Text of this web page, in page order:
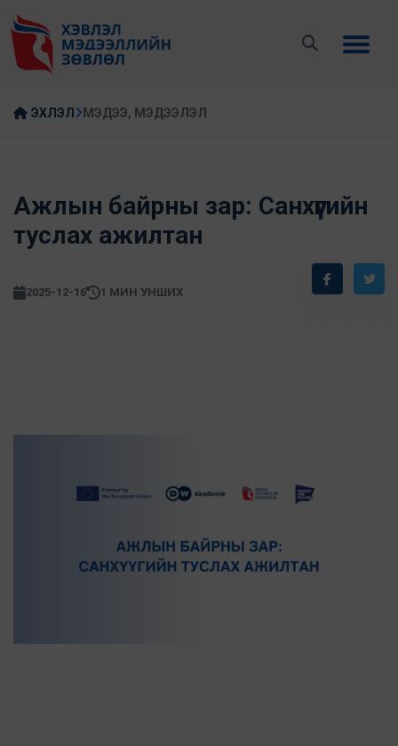
ЭХЛЭЛ МЭДЭЭ, МЭДЭЭЛЭЛ
Ажлын байрны зар: Санхүүгийн
туслах ажилтан
2025-12-16 1 МИН УНШИХ